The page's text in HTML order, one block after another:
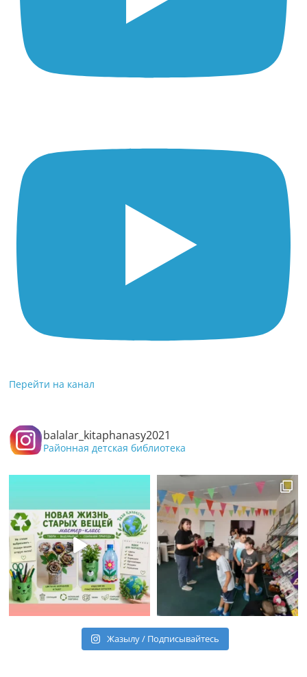
Перейти на канал
balalar_kitaphanasy2021
Районная детская библиотека
Жазылу / Подписывайтесь